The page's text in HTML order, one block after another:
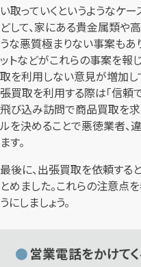
い取っていくというようなケ
どして、家にある貴金属類や
うな悪質極まりない事案もあ
ットなどがこれらの事案を報
取を利用しない意見が増加し
張買取を利用する際は「信頼
飛び込み訪問で商品買取を求
ルを決めることで悪徳業者、
ます。
最後に、出張買取を依頼する
とめました。これらの注意点
うにしましょう。
営業電話をかけて